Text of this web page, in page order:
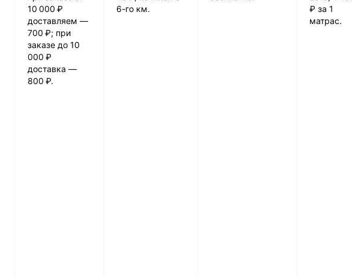
10 000 ₽
доставляем —
700 ₽; при
заказе до 10
000 ₽
доставка —
800 ₽.
6-го км.
₽ за 1
матрас.